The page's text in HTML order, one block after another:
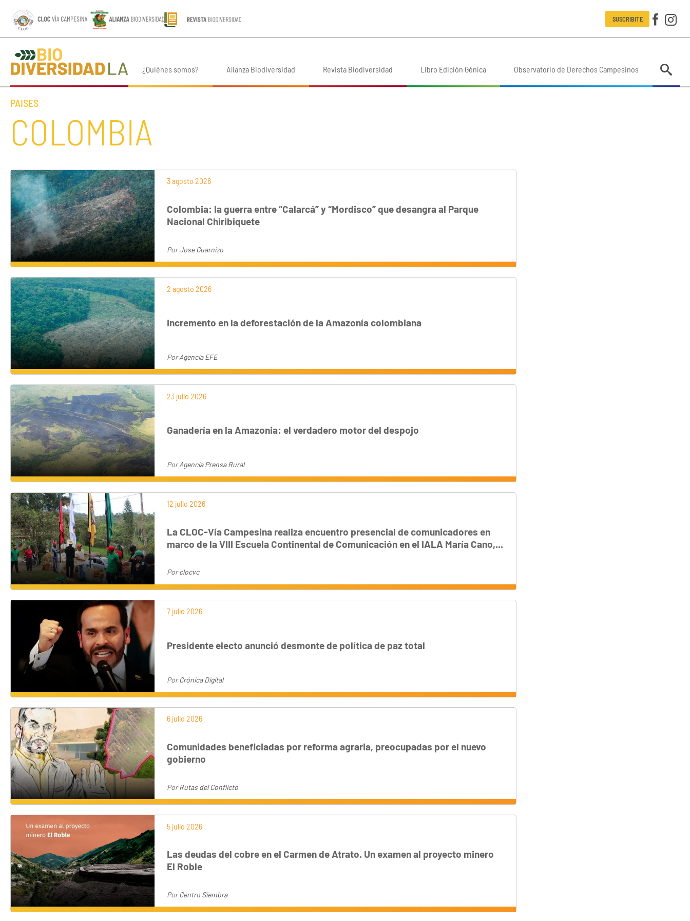
SUSCRIBITE
¿Quiénes somos? Alianza Biodiversidad Revista Biodiversidad Libro Edición Génica Observatorio de Derechos Campesinos
PAISES
COLOMBIA
3 agosto 2026
Colombia: la guerra entre “Calarcá” y “Mordisco” que desangra al Parque
Nacional Chiribiquete
PorJose Guarnizo
2 agosto 2026
Incremento en la deforestación de la Amazonía colombiana
PorAgencia EFE
23 julio 2026
Ganadería en la Amazonia: el verdadero motor del despojo
PorAgencia Prensa Rural
12 julio 2026
La CLOC-Vía Campesina realiza encuentro presencial de comunicadores en
marco de la VIII Escuela Continental de Comunicación en el IALA María Cano,...
Porclocvc
7 julio 2026
Presidente electo anunció desmonte de política de paz total
PorCrónica Digital
6 julio 2026
Comunidades beneficiadas por reforma agraria, preocupadas por el nuevo
gobierno
PorRutas del Conflicto
5 julio 2026
Las deudas del cobre en el Carmen de Atrato. Un examen al proyecto minero
El Roble
PorCentro Siembra